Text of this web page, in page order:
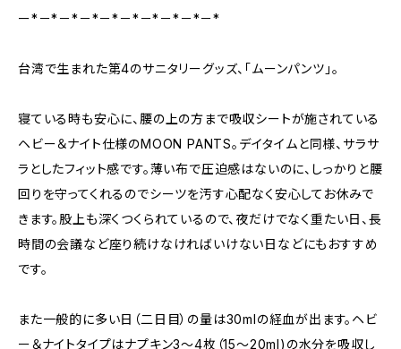
ー*－*－*－*－*－*－*－*－*－*
台湾で生まれた第4のサニタリーグッズ、「ムーンパンツ」。
寝ている時も安心に、腰の上の方まで吸収シートが施されている
ヘビー＆ナイト仕様のMOON PANTS。デイタイムと同様、サラサ
ラとしたフィット感です。薄い布で圧迫感はないのに、しっかりと腰
回りを守ってくれるのでシーツを汚す心配なく安心してお休みで
きます。股上も深くつくられているので、夜だけでなく重たい日、長
時間の会議など座り続けなければいけない日などにもおすすめ
です。
また一般的に多い日（二日目）の量は30mlの経血が出ます。ヘビ
ー＆ナイトタイプはナプキン3～4枚（15～20ml)の水分を吸収し